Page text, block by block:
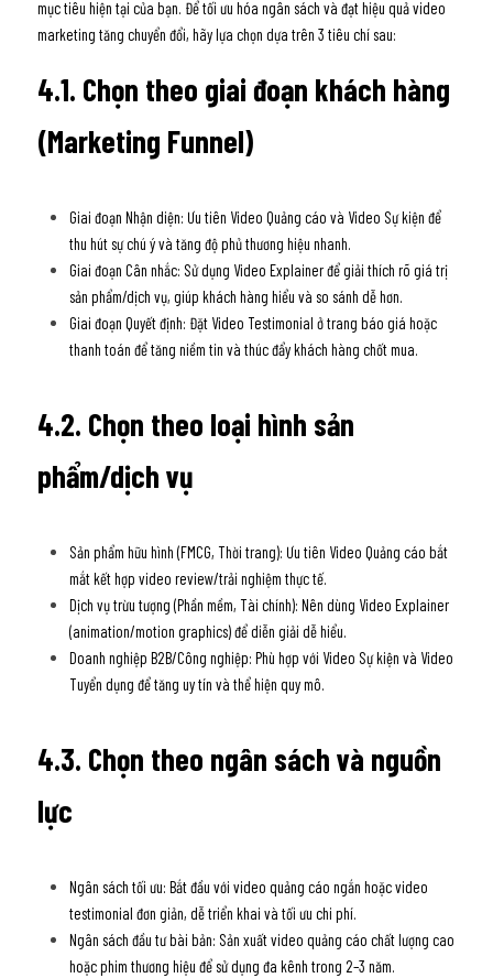
mục tiêu hiện tại của bạn. Để tối ưu hóa ngân sách và đạt hiệu quả video
marketing tăng chuyển đổi, hãy lựa chọn dựa trên 3 tiêu chí sau:
4.1. Chọn theo giai đoạn khách hàng
(Marketing Funnel)
Giai đoạn Nhận diện: Ưu tiên Video Quảng cáo và Video Sự kiện để
thu hút sự chú ý và tăng độ phủ thương hiệu nhanh.
Giai đoạn Cân nhắc: Sử dụng Video Explainer để giải thích rõ giá trị
sản phẩm/dịch vụ, giúp khách hàng hiểu và so sánh dễ hơn.
Giai đoạn Quyết định: Đặt Video Testimonial ở trang báo giá hoặc
thanh toán để tăng niềm tin và thúc đẩy khách hàng chốt mua.
4.2. Chọn theo loại hình sản
phẩm/dịch vụ
Sản phẩm hữu hình (FMCG, Thời trang): Ưu tiên Video Quảng cáo bắt
mắt kết hợp video review/trải nghiệm thực tế.
Dịch vụ trừu tượng (Phần mềm, Tài chính): Nên dùng Video Explainer
(animation/motion graphics) để diễn giải dễ hiểu.
Doanh nghiệp B2B/Công nghiệp: Phù hợp với Video Sự kiện và Video
Tuyển dụng để tăng uy tín và thể hiện quy mô.
4.3. Chọn theo ngân sách và nguồn
lực
Ngân sách tối ưu: Bắt đầu với video quảng cáo ngắn hoặc video
testimonial đơn giản, dễ triển khai và tối ưu chi phí.
Ngân sách đầu tư bài bản: Sản xuất video quảng cáo chất lượng cao
hoặc phim thương hiệu để sử dụng đa kênh trong 2–3 năm.